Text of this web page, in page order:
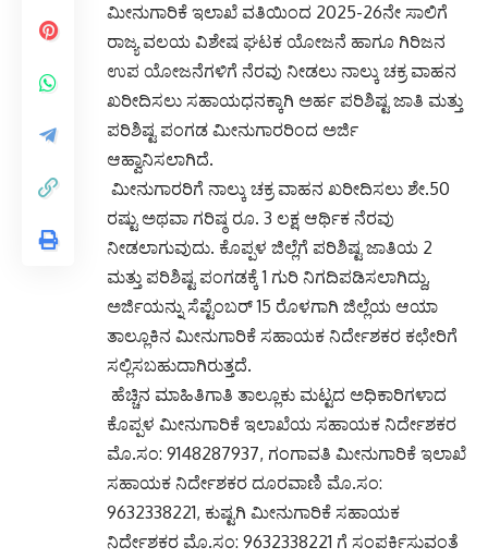
ಮೀನುಗಾರಿಕೆ ಇಲಾಖೆ ವತಿಯಿಂದ 2025-26ನೇ ಸಾಲಿಗೆ
ರಾಜ್ಯ ವಲಯ ವಿಶೇಷ ಘಟಕ ಯೋಜನೆ ಹಾಗೂ ಗಿರಿಜನ
ಉಪ ಯೋಜನೆಗಳಿಗೆ ನೆರವು ನೀಡಲು ನಾಲ್ಕು ಚಕ್ರ ವಾಹನ
ಖರೀದಿಸಲು ಸಹಾಯಧನಕ್ಕಾಗಿ ಅರ್ಹ ಪರಿಶಿಷ್ಟ ಜಾತಿ ಮತ್ತು
ಪರಿಶಿಷ್ಟ ಪಂಗಡ ಮೀನುಗಾರರಿಂದ ಅರ್ಜಿ
ಆಹ್ವಾನಿಸಲಾಗಿದೆ.
ಮೀನುಗಾರರಿಗೆ ನಾಲ್ಕು ಚಕ್ರ ವಾಹನ ಖರೀದಿಸಲು ಶೇ.50
ರಷ್ಟು ಅಥವಾ ಗರಿಷ್ಠ ರೂ. 3 ಲಕ್ಷ ಆರ್ಥಿಕ ನೆರವು
ನೀಡಲಾಗುವುದು. ಕೊಪ್ಪಳ ಜಿಲ್ಲೆಗೆ ಪರಿಶಿಷ್ಟ ಜಾತಿಯ 2
ಮತ್ತು ಪರಿಶಿಷ್ಟ ಪಂಗಡಕ್ಕೆ 1 ಗುರಿ ನಿಗದಿಪಡಿಸಲಾಗಿದ್ದು,
ಅರ್ಜಿಯನ್ನು ಸೆಪ್ಟೆಂಬರ್ 15 ರೊಳಗಾಗಿ ಜಿಲ್ಲೆಯ ಆಯಾ
ತಾಲ್ಲೂಕಿನ ಮೀನುಗಾರಿಕೆ ಸಹಾಯಕ ನಿರ್ದೇಶಕರ ಕಛೇರಿಗೆ
ಸಲ್ಲಿಸಬಹುದಾಗಿರುತ್ತದೆ.
ಹೆಚ್ಚಿನ ಮಾಹಿತಿಗಾತಿ ತಾಲ್ಲೂಕು ಮಟ್ಟದ ಅಧಿಕಾರಿಗಳಾದ
ಕೊಪ್ಪಳ ಮೀನುಗಾರಿಕೆ ಇಲಾಖೆಯ ಸಹಾಯಕ ನಿರ್ದೇಶಕರ
ಮೊ.ಸಂ: 9148287937, ಗಂಗಾವತಿ ಮೀನುಗಾರಿಕೆ ಇಲಾಖೆ
ಸಹಾಯಕ ನಿರ್ದೇಶಕರ ದೂರವಾಣಿ ಮೊ.ಸಂ:
9632338221, ಕುಷ್ಟಗಿ ಮೀನುಗಾರಿಕೆ ಸಹಾಯಕ
ನಿರ್ದೇಶಕರ ಮೊ.ಸಂ: 9632338221 ಗೆ ಸಂಪರ್ಕಿಸುವಂತೆ